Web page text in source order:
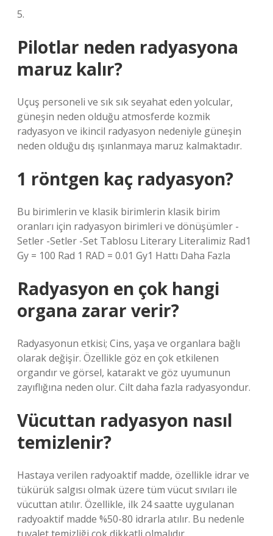
5.
Pilotlar neden radyasyona
maruz kalır?
Uçuş personeli ve sık sık seyahat eden yolcular,
güneşin neden olduğu atmosferde kozmik
radyasyon ve ikincil radyasyon nedeniyle güneşin
neden olduğu dış ışınlanmaya maruz kalmaktadır.
1 röntgen kaç radyasyon?
Bu birimlerin ve klasik birimlerin klasik birim
oranları için radyasyon birimleri ve dönüşümler -
Setler -Setler -Set Tablosu Literary Literalimiz Rad1
Gy = 100 Rad 1 RAD = 0.01 Gy1 Hattı Daha Fazla
Radyasyon en çok hangi
organa zarar verir?
Radyasyonun etkisi; Cins, yaşa ve organlara bağlı
olarak değişir. Özellikle göz en çok etkilenen
organdır ve görsel, katarakt ve göz uyumunun
zayıflığına neden olur. Cilt daha fazla radyasyondur.
Vücuttan radyasyon nasıl
temizlenir?
Hastaya verilen radyoaktif madde, özellikle idrar ve
tükürük salgısı olmak üzere tüm vücut sıvıları ile
vücuttan atılır. Özellikle, ilk 24 saatte uygulanan
radyoaktif madde %50-80 idrarla atılır. Bu nedenle